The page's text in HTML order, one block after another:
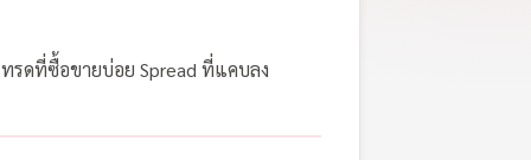
รดที่ซื้อขายบ่อย Spread ที่แคบลง